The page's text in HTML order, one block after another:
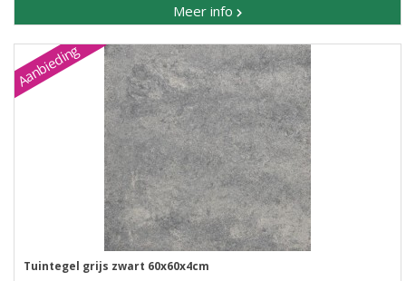
Meer info
Aanbieding
Tuintegel grijs zwart 60x60x4cm